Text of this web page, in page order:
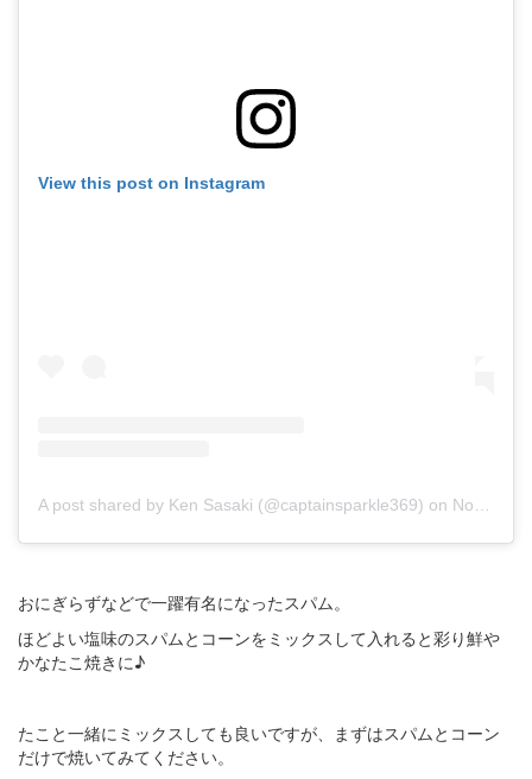
View this post on Instagram
A post shared by Ken Sasaki (@captainsparkle369) on Nov 9, 2018 at 5:36am PST
おにぎらずなどで一躍有名になったスパム。
ほどよい塩味のスパムとコーンをミックスして入れると彩り鮮や
かなたこ焼きに♪
たこと一緒にミックスしても良いですが、まずはスパムとコーン
だけで焼いてみてください。